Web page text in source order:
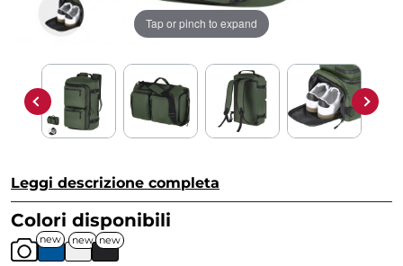
Tap or pinch to expand
Leggi descrizione completa
Colori disponibili
new new new